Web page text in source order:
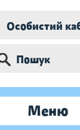
Особистий
Пошук
Меню